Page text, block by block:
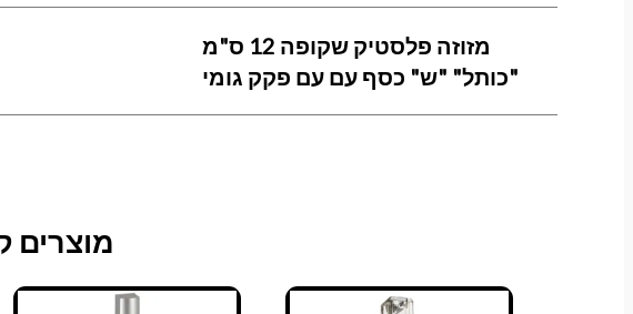
מזוזה פלסטיק שקופה 12 ס"מ
"כותל" "ש" כסף עם עם פקק גומי
מוצרים